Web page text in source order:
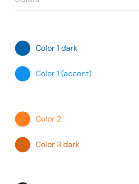
Color 1 dark
Color 1 (accent)
Color 2
Color 3 dark